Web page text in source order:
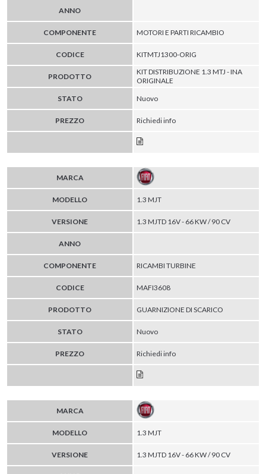
ANNO
COMPONENTE MOTORI E PARTI RICAMBIO
CODICE KITMTJ1300-ORIG
PRODOTTO
KIT DISTRIBUZIONE 1.3 MTJ - INA
ORIGINALE
STATO
Nuovo
PREZZO Richiedi info
MARCA
MODELLO 1.3 MJT
VERSIONE 1.3 MJTD 16V - 66 KW / 90 CV
ANNO
COMPONENTE RICAMBI TURBINE
CODICE MAFI3608
PRODOTTO GUARNIZIONE DI SCARICO
STATO Nuovo
PREZZO Richiedi info
MARCA
MODELLO 1.3 MJT
VERSIONE 1.3 MJTD 16V - 66 KW / 90 CV